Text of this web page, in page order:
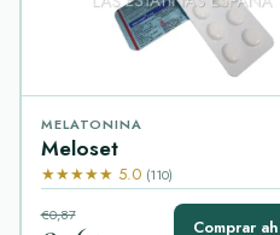
MELATONINA
Meloset
★★★★★ 5.0 (110)
€0,87
Comprar